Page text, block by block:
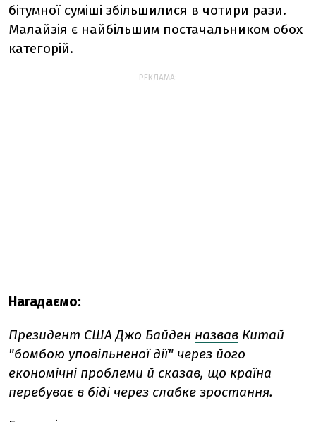
бітумної суміші збільшилися в чотири рази.
Малайзія є найбільшим постачальником обох
категорій.
РЕКЛАМА:
Нагадаємо:
Президент США Джо Байден назвав Китай
"бомбою уповільненої дії" через його
економічні проблеми й сказав, що країна
перебуває в біді через слабке зростання.